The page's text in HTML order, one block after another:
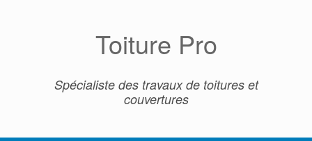
Toiture Pro
Spécialiste des travaux de toitures et
couvertures